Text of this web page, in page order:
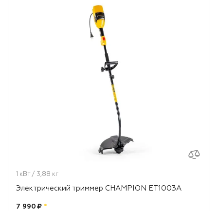
1 кВт / 3,88 кг
Электрический триммер CHAMPION ET1003A
Цена:
7 990 ₽ рублей
*